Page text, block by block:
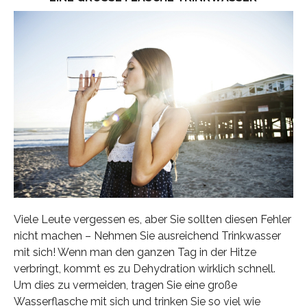
Viele Leute vergessen es, aber Sie sollten diesen Fehler
nicht machen – Nehmen Sie ausreichend Trinkwasser
mit sich! Wenn man den ganzen Tag in der Hitze
verbringt, kommt es zu Dehydration wirklich schnell.
Um dies zu vermeiden, tragen Sie eine große
Wasserflasche mit sich und trinken Sie so viel wie